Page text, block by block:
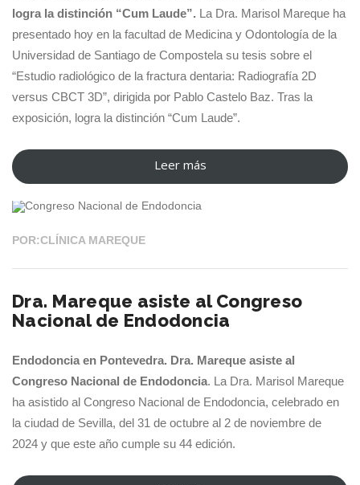
logra la distinción “Cum Laude”. La Dra. Marisol Mareque ha
presentado hoy en la facultad de Medicina y Odontología de la
Universidad de Santiago de Compostela su tesis sobre el
“Estudio radiológico de la fractura dentaria: Radiografía 2D
versus CBCT 3D”, dirigida por Pablo Castelo Baz. Tras la
exposición, logra la distinción “Cum Laude”.
Leer más
“Dra.
Mareque
su
tesis
radiografía
dentaria
logra
la
distinción
“Cum
Laude””
02 NOV 2024
POR:CLÍNICA MAREQUE
Dra. Mareque asiste al Congreso
Nacional de Endodoncia
Endodoncia en Pontevedra. Dra. Mareque asiste al
Congreso Nacional de Endodoncia. La Dra. Marisol Mareque
ha asistido al Congreso Nacional de Endodoncia, celebrado en
la ciudad de Sevilla, del 31 de octubre al 2 de noviembre de
2024 y que este año cumple su 44 edición.